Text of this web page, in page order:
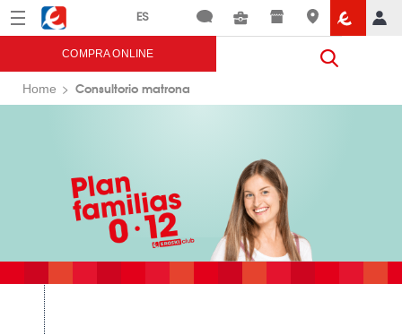
Menú Eroski
COMPRA ONLINE
Home Consultorio matrona